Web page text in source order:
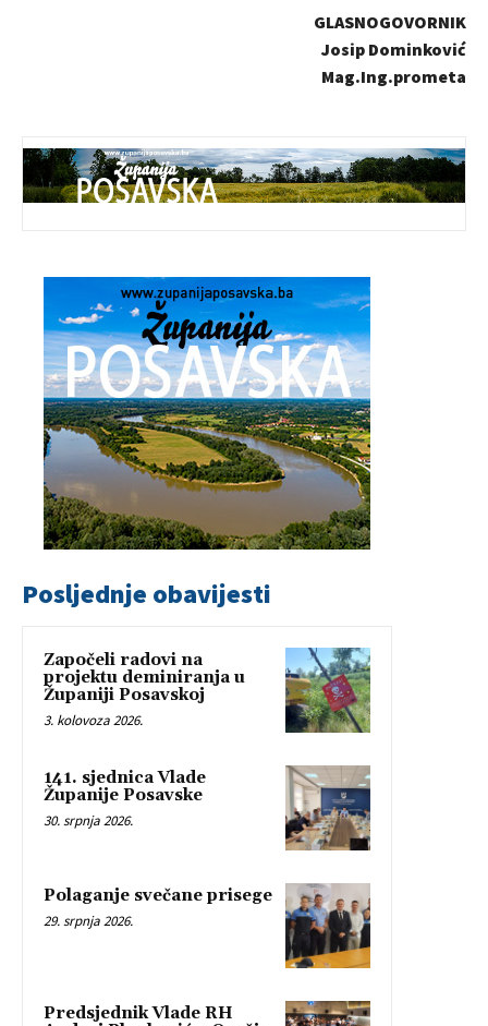
GLASNOGOVORNIK
Josip Dominković
Mag.Ing.prometa
Posljednje obavijesti
Započeli radovi na
projektu deminiranja u
Županiji Posavskoj
3. kolovoza 2026.
141. sjednica Vlade
Županije Posavske
30. srpnja 2026.
Polaganje svečane prisege
29. srpnja 2026.
Predsjednik Vlade RH